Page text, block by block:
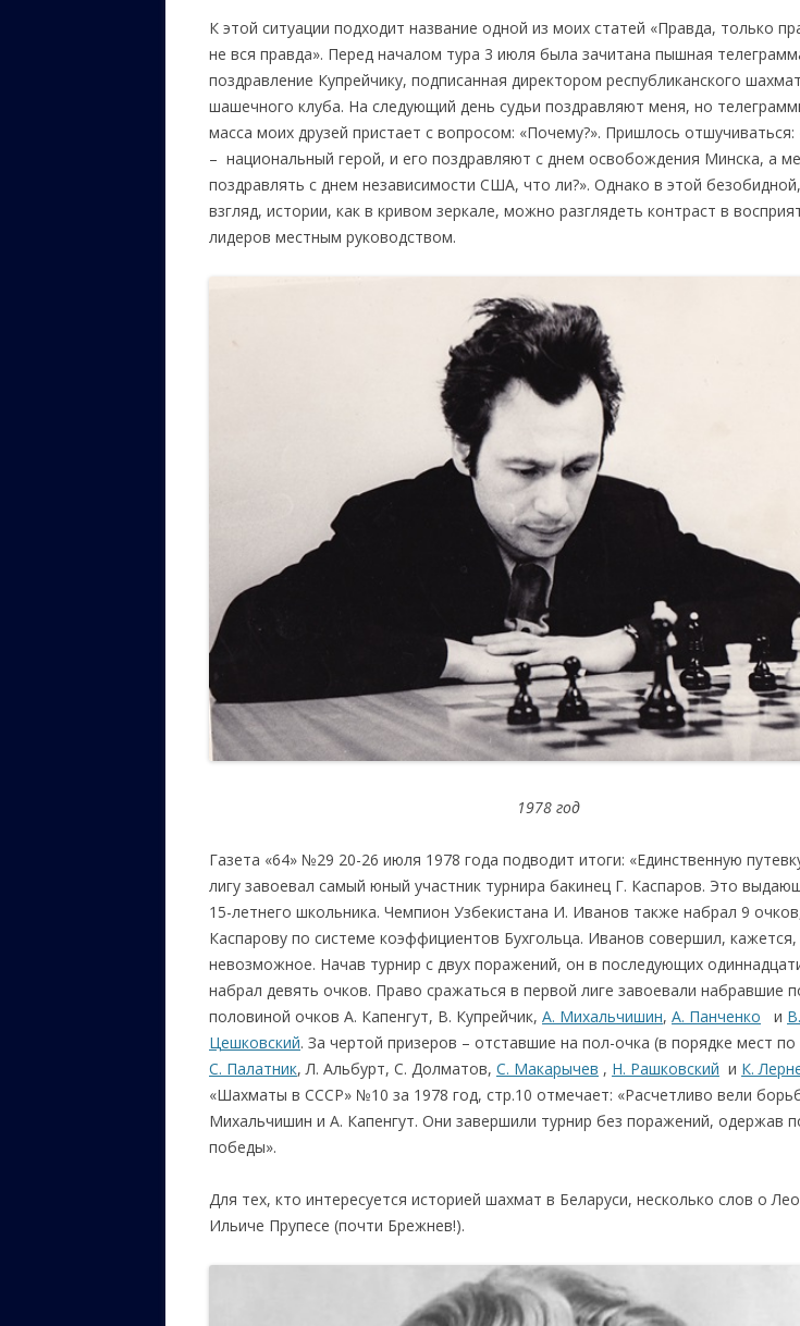
К этой ситуации подходит название одной из моих статей «Правда, только
не вся правда». Перед началом тура 3 июля была зачитана пышная
поздравление Купрейчику, подписанная директором республиканского
шашечного клуба. На следующий день судьи поздравляют меня, но
масса моих друзей пристает с вопросом: «Почему?». Пришлось отшучиваться:
– национальный герой, и его поздравляют с днем освобождения Минска, а
поздравлять с днем независимости США, что ли?». Однако в этой
взгляд, истории, как в кривом зеркале, можно разглядеть контраст в
лидеров местным руководством.
1978 год
Газета «64» №29 20-26 июля 1978 года подводит итоги: «Единственную
лигу завоевал самый юный участник турнира бакинец Г. Каспаров. Это
15-летнего школьника. Чемпион Узбекистана И. Иванов также набрал 9
Каспарову по системе коэффициентов Бухгольца. Иванов совершил, кажется,
невозможное. Начав турнир с двух поражений, он в последующих
набрал девять очков. Право сражаться в первой лиге завоевали набравшие
половиной очков А. Капенгут, В. Купрейчик, А. Михальчишин, А. Панченко и В.
Цешковский. За чертой призеров – отставшие на пол-очка (в порядке мест по
С. Палатник, Л. Альбурт, С. Долматов, С. Макарычев , Н. Рашковский и К.
«Шахматы в СССР» №10 за 1978 год, стр.10 отмечает: «Расчетливо вели
Михальчишин и А. Капенгут. Они завершили турнир без поражений, одержав
победы».
Для тех, кто интересуется историей шахмат в Беларуси, несколько слов о
Ильиче Прупесе (почти Брежнев!).